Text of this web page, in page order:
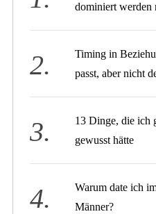
dominiert werden
Timing in
passt, aber nicht
13 Dinge, die ich
gewusst hätte
Warum date ich
Männer?